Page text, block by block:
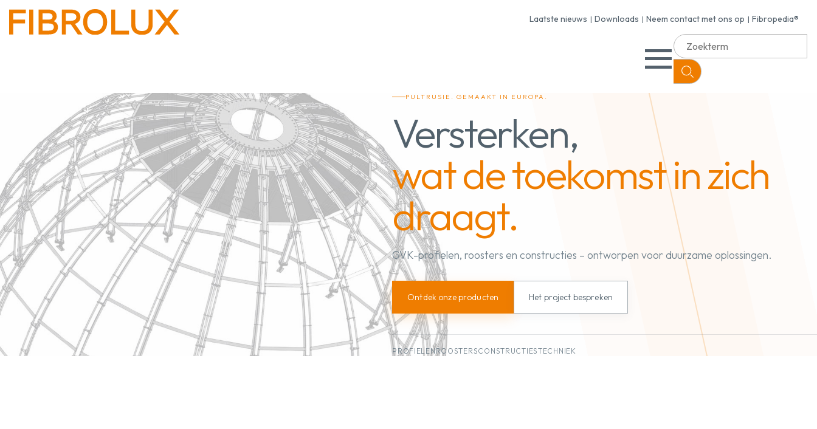
Laatste nieuws Downloads Neem contact met ons op Fibropedia®
PULTRUSIE. GEMAAKT IN EUROPA.
Versterken,
wat de toekomst in zich
draagt.
GVK-profielen, roosters en constructies – ontworpen voor duurzame oplossingen.
Ontdek onze producten Het project bespreken
PROFIELENROOSTERSCONSTRUCTIESTECHNIEK